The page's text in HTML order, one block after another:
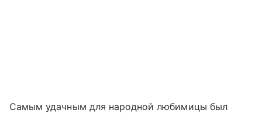
Самым удачным для народной любимицы был